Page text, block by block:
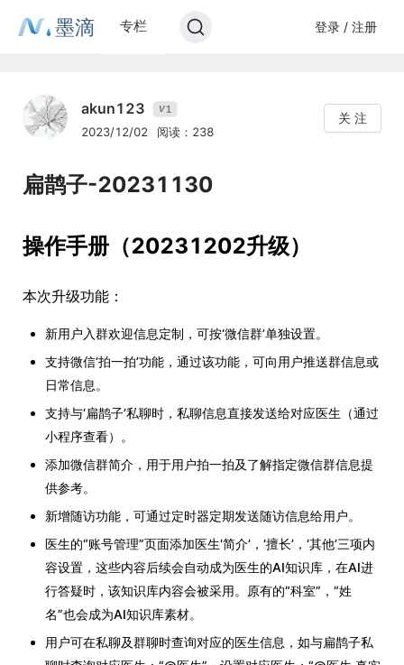
墨滴 专栏 登录 / 注册
akun123 V1
2023/12/02 阅读：238
关 注
扁鹊子-20231130
操作手册（20231202升级）
本次升级功能：
新用户入群欢迎信息定制，可按‘微信群’单独设置。
支持微信‘拍一拍’功能，通过该功能，可向用户推送群信息或
日常信息。
支持与‘扁鹊子’私聊时，私聊信息直接发送给对应医生（通过
小程序查看）。
添加微信群简介，用于用户拍一拍及了解指定微信群信息提
供参考。
新增随访功能，可通过定时器定期发送随访信息给用户。
医生的“账号管理”页面添加医生‘简介’，‘擅长’，‘其他’三项内
容设置，这些内容后续会自动成为医生的AI知识库，在AI进
行答疑时，该知识库内容会被采用。原有的“科室”，“姓
名”也会成为AI知识库素材。
用户可在私聊及群聊时查询对应的医生信息，如与扁鹊子私